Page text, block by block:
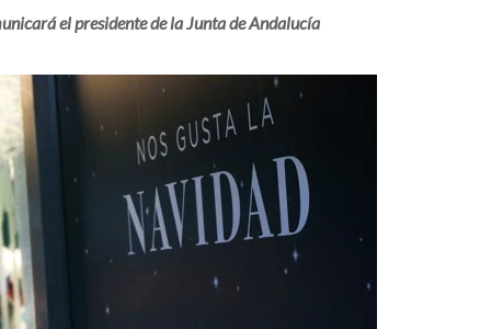
el presidente de la Junta de Andalucía